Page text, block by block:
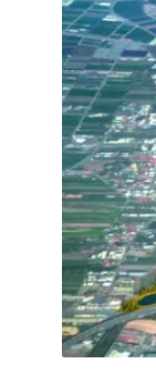
雄市政府代
水增